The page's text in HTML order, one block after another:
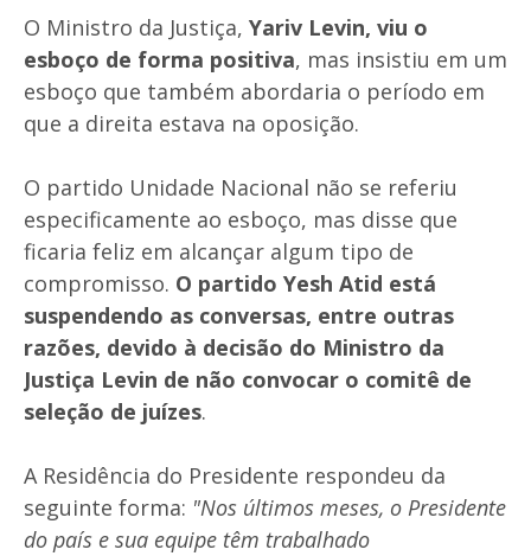
O Ministro da Justiça, Yariv Levin, viu o
esboço de forma positiva, mas insistiu em um
esboço que também abordaria o período em
que a direita estava na oposição.
O partido Unidade Nacional não se referiu
especificamente ao esboço, mas disse que
ficaria feliz em alcançar algum tipo de
compromisso. O partido Yesh Atid está
suspendendo as conversas, entre outras
razões, devido à decisão do Ministro da
Justiça Levin de não convocar o comitê de
seleção de juízes.
A Residência do Presidente respondeu da
seguinte forma: "Nos últimos meses, o Presidente
do país e sua equipe têm trabalhado